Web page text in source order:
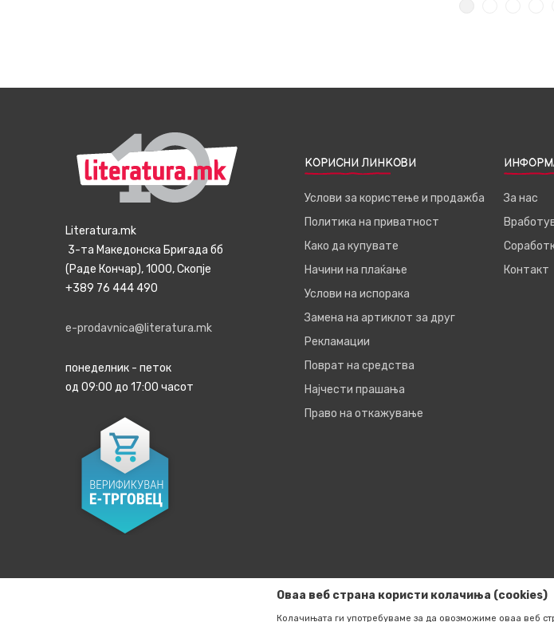
Literatura.mk
3-та Македонска Бригада бб
(Раде Кончар), 1000, Скопје
+389 76 444 490
e-prodavnica@literatura.mk
понеделник - петок
од 09:00 до 17:00 часот
КОРИСНИ ЛИНКОВИ
Услови за користење и продажба
Политика на приватност
Како да купувате
Начини на плаќање
Услови на испорака
Замена на артиклот за друг
Рекламации
Поврат на средства
Најчести прашања
Право на откажување
За нас
Контакт
Оваа веб страна користи колачиња (cookies)
Колачињата ги употребуваме за да овозможиме оваа веб